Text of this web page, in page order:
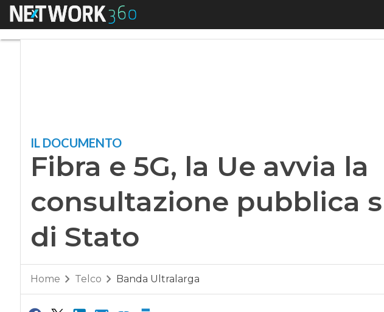
Menu
IL DOCUMENTO
Fibra e 5G, la Ue avvia la
consultazione pubblica
di Stato
Home Telco Banda Ultralarga